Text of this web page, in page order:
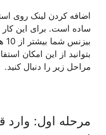
اضافه کردن لینک روی
ساده است. برای این
بتوانید از این امکان
مراحل زیر را دنبال کنید.
مرحله اول: